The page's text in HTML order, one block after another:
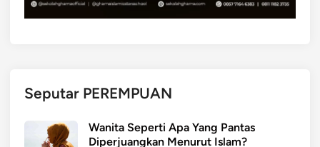
Seputar PEREMPUAN
Wanita Seperti Apa Yang Pantas
Diperjuangkan Menurut Islam?